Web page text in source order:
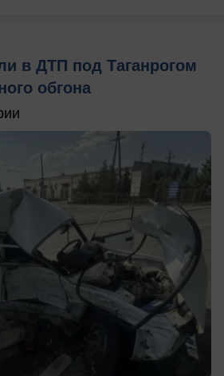
в ДТП под Таганрогом
обгона